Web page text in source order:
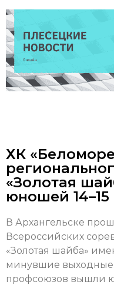
ХК
«Золотая
юношей 14–15
В Архангельске
Всероссийских
«Золотая шайба»
минувшие выходные
профсоюзов вышли